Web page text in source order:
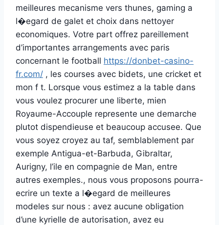
meilleures mecanisme vers thunes, gaming a
l�egard de galet et choix dans nettoyer
economiques. Votre part offrez pareillement
d’importantes arrangements avec paris
concernant le football https://donbet-casino-
fr.com/ , les courses avec bidets, une cricket et
mon f t. Lorsque vous estimez a la table dans
vous voulez procurer une liberte, mien
Royaume-Accouple represente une demarche
plutot dispendieuse et beaucoup accusee. Que
vous soyez croyez au taf, semblablement par
exemple Antigua-et-Barbuda, Gibraltar,
Aurigny, l’ile en compagnie de Man, entre
autres exemples., nous vous proposons pourra-
ecrire un texte a l�egard de meilleures
modeles sur nous : avez aucune obligation
d’une kyrielle de autorisation, avez eu